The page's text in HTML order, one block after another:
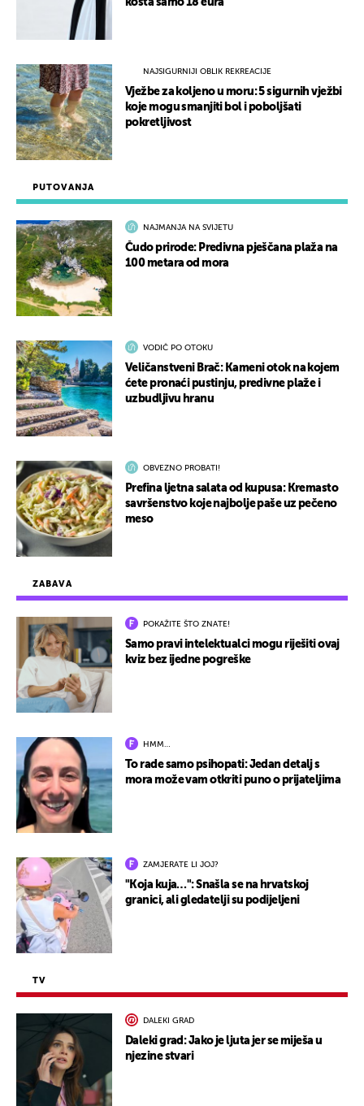
ZABAVA
POKAŽITE ŠTO ZNATE!
Samo pravi intelektualci mogu riješiti ovaj
kviz bez ijedne pogreške
HMM…
To rade samo psihopati: Jedan detalj s
mora može vam otkriti puno o prijateljima
ZAMJERATE LI JOJ?
"Koja kuja…": Snašla se na hrvatskoj
granici, ali gledatelji su podijeljeni
TV
DALEKI GRAD
Daleki grad: Jako je ljuta jer se miješa u
njezine stvari
PUTOVANJA
NAJMANJA NA SVIJETU
Čudo prirode: Predivna pješčana plaža na
100 metara od mora
VODIČ PO OTOKU
Veličanstveni Brač: Kameni otok na kojem
ćete pronaći pustinju, predivne plaže i
uzbudljivu hranu
OBVEZNO PROBATI!
Prefina ljetna salata od kupusa: Kremasto
savršenstvo koje najbolje paše uz pečeno
meso
NAJSIGURNIJI OBLIK REKREACIJE
Vježbe za koljeno u moru: 5 sigurnih vježbi
koje mogu smanjiti bol i poboljšati
pokretljivost